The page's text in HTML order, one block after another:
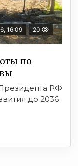
16:09 20
по
Президента РФ
до 2036